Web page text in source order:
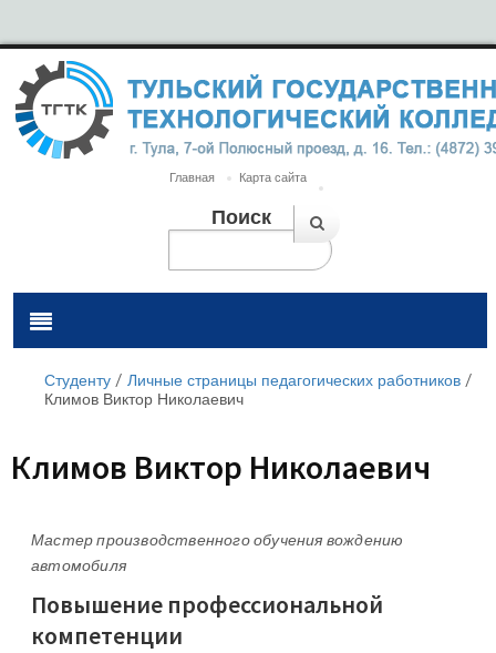
Главная Карта сайта
Поиск
Студенту / Личные страницы педагогических работников /
Климов Виктор Николаевич
Климов Виктор Николаевич
Мастер производственного обучения вождению
автомобиля
Повышение профессиональной
компетенции